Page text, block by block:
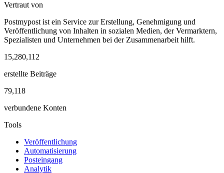
Vertraut von
Postmypost ist ein Service zur Erstellung, Genehmigung und
Veröffentlichung von Inhalten in sozialen Medien, der Vermarktern,
Spezialisten und Unternehmen bei der Zusammenarbeit hilft.
15,280,112
erstellte Beiträge
79,118
verbundene Konten
Tools
Veröffentlichung
Automatisierung
Posteingang
Analytik